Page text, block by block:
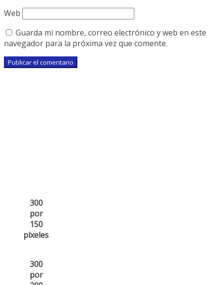
Web
Guarda mi nombre, correo electrónico y web en este
navegador para la próxima vez que comente.
300
por
150
píxeles
300
por